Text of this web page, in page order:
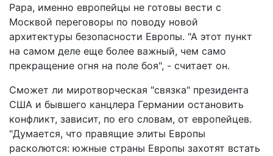
Рара, именно европейцы не готовы вести с
Москвой переговоры по поводу новой
архитектуры безопасности Европы. "А этот пункт
на самом деле еще более важный, чем само
прекращение огня на поле боя", - считает он.
Сможет ли миротворческая "связка" президента
США и бывшего канцлера Германии остановить
конфликт, зависит, по его словам, от европейцев.
"Думается, что правящие элиты Европы
расколются: южные страны Европы захотят встать